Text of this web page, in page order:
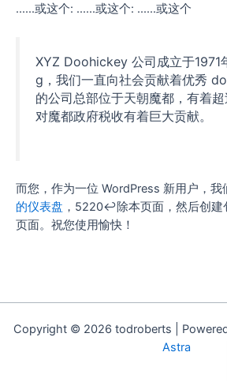
......或这个: ......或这个: ......或这个
XYZ Doohickey 公司成立于1971
g，我们一直向社会贡献着优秀
的公司总部位于天朝魔都，有着超
对魔都政府税收有着巨大贡献。
而您，作为一位 WordPress 新用户，我
的仪表盘 ，5220↩除本页面，然后创建
页面。祝您使用愉快！
Copyright © 2026 todroberts |
Astra